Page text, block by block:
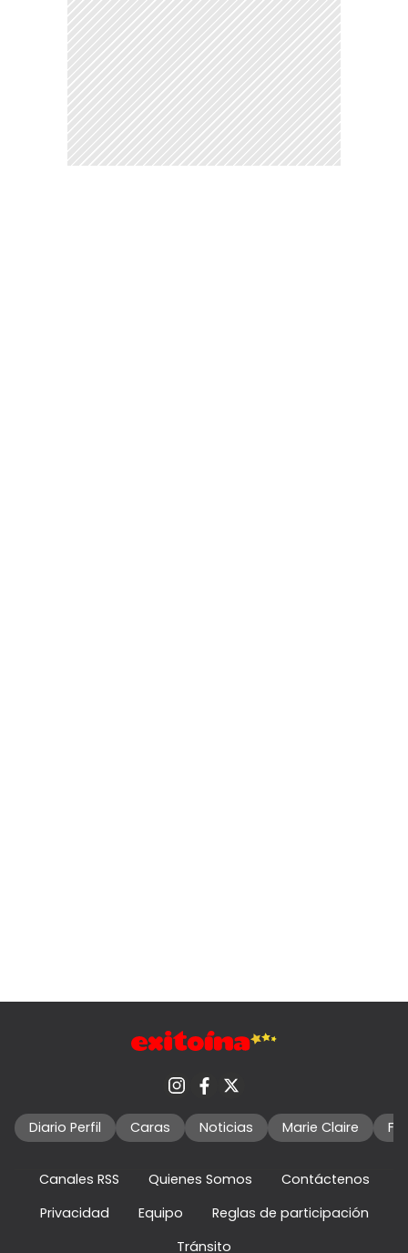
Diario Perfil Caras Noticias Marie Claire
Canales RSS Quienes Somos
Contáctenos
Privacidad
Equipo
Reglas de participación
Tránsito